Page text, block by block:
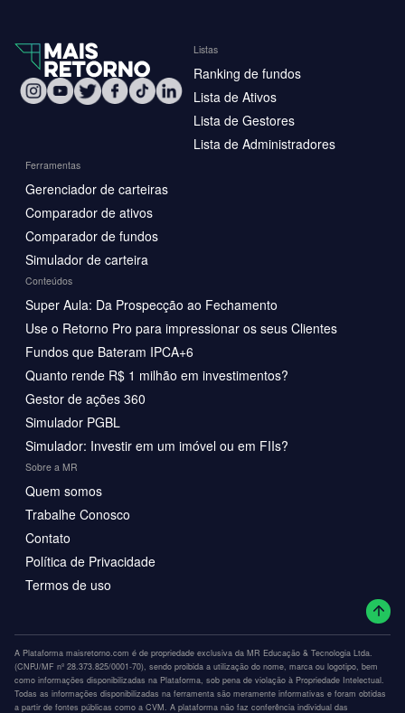
Listas
Ranking de fundos
Lista de Ativos
Lista de Gestores
Lista de Administradores
Ferramentas
Gerenciador de carteiras
Comparador de ativos
Comparador de fundos
Simulador de carteira
Conteúdos
Super Aula: Da Prospecção ao Fechamento
Use o Retorno Pro para impressionar os seus Clientes
Fundos que Bateram IPCA+6
Quanto rende R$ 1 milhão em investimentos?
Gestor de ações 360
Simulador PGBL
Simulador: Investir em um imóvel ou em FIIs?
Sobre a MR
Quem somos
Trabalhe Conosco
Contato
Política de Privacidade
Termos de uso
A Plataforma maisretorno.com é de propriedade exclusiva da MR Educação & Tecnologia Ltda.
(CNPJ/MF nº 28.373.825/0001-70), sendo proibida a utilização do nome, marca ou logotipo, bem
como informações disponibilizadas na Plataforma, sob pena de violação à Propriedade Intelectual.
Todas as informações disponibilizadas na ferramenta são meramente informativas e foram obtidas
a partir de fontes públicas como a CVM. A plataforma não faz conferência individual das